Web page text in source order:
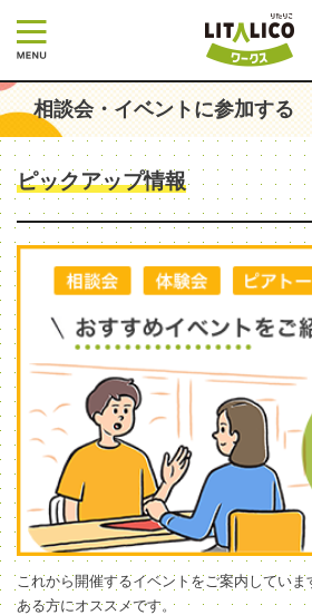
相談会・イベントに参加する
ピックアップ情報
これから開催するイベントをご案内してい
ある方にオススメです。